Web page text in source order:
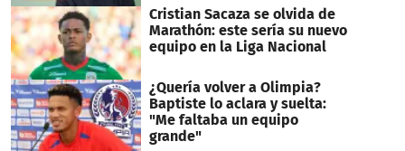
Cristian Sacaza se olvida de
Marathón: este sería su nuevo
equipo en la Liga Nacional
¿Quería volver a Olimpia?
Baptiste lo aclara y suelta:
"Me faltaba un equipo
grande"